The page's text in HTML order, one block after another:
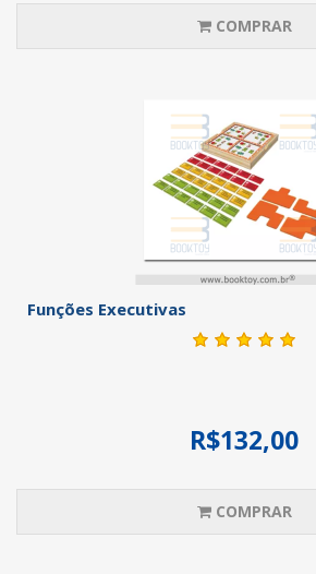
COMPRAR
Funções Executivas
R$132,00
COMPRAR